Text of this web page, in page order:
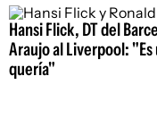
Hansi Flick, DT del
Araujo al Liverpool:
quería"